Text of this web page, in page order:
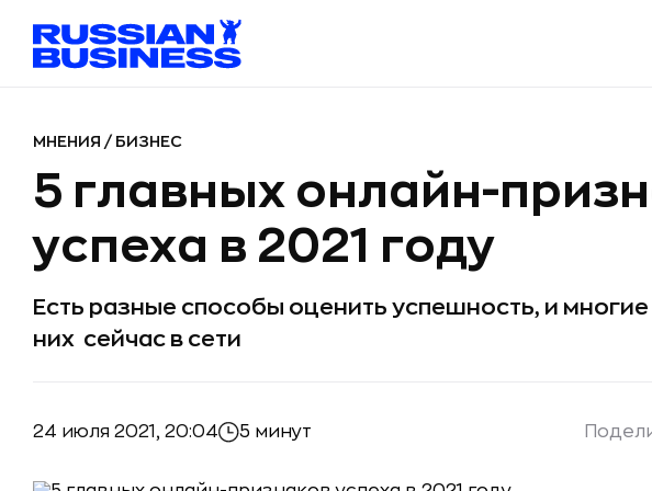
МНЕНИЯ / БИЗНЕС
5 главных онлайн-
успеха в 2021 году
Есть разные способы оценить успешность, и
них сейчас в сети
24 июля 2021, 20:04 5 минут